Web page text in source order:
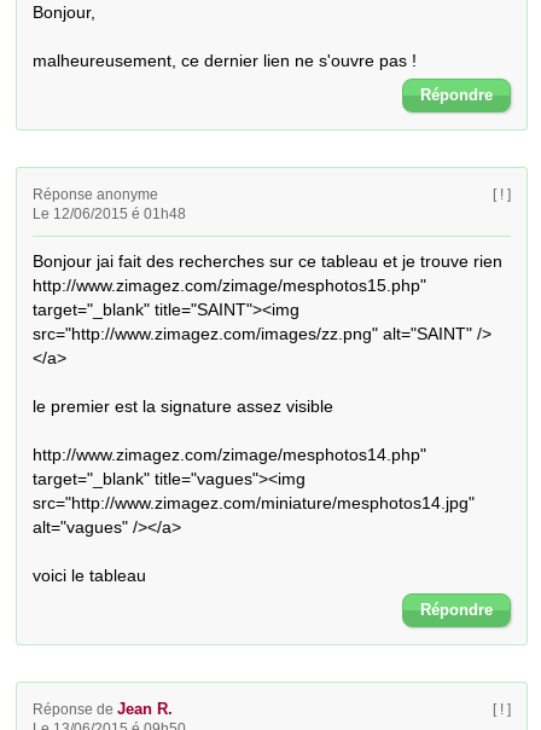
Bonjour,
malheureusement, ce dernier lien ne s'ouvre pas !
Répondre
Réponse anonyme
Le 12/06/2015 é 01h48
[ ! ]
Bonjour jai fait des recherches sur ce tableau et je trouve rien
http://www.zimagez.com/zimage/mesphotos15.php"
target="_blank" title="SAINT"><img
src="http://www.zimagez.com/images/zz.png" alt="SAINT" />
</a>
le premier est la signature assez visible
http://www.zimagez.com/zimage/mesphotos14.php"
target="_blank" title="vagues"><img
src="http://www.zimagez.com/miniature/mesphotos14.jpg"
alt="vagues" /></a>
voici le tableau
Répondre
Réponse deJean R. [ ! ]